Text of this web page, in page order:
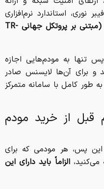
نوری، استاندارد نرم‌افزاری
ACS یارا (مبتنی بر پروتکل جهانی TR-
تنها به مودم‌هایی اجازه
و برای آن‌ها لایسنس صادر
طور کامل با سامانه متمرکز
از خرید مودم
این پس، هر مودمی که برای
می‌کنید،الزاماً باید دارای این